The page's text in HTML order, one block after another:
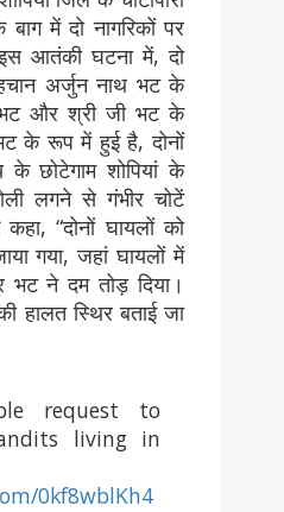
में दो नागरिकों पर
इस आतंकी घटना में, दो
अर्जुन नाथ भट के
भट और श्री जी भट के
के रूप में हुई है, दोनों
छोटेगाम शोपियां के
लगने से गंभीर चोटें
“दोनों घायलों को
गया, जहां घायलों में
ने दम तोड़ दिया।
हालत स्थिर बताई जा
request to
living in
0kf8wblKh4